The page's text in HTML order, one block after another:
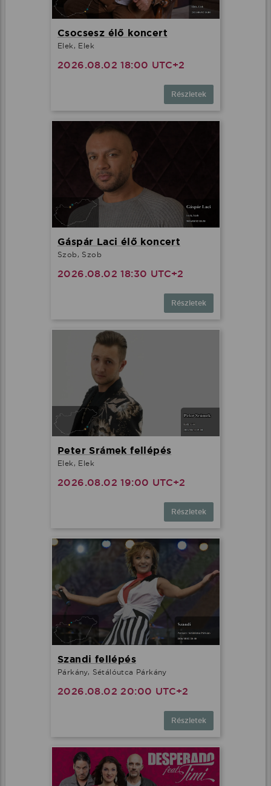
Csocsesz élő koncert
Elek, Elek
2026.08.02 18:00 UTC+2
Részletek
Gáspár Laci élő koncert
Szob, Szob
2026.08.02 18:30 UTC+2
Részletek
Peter Srámek fellépés
Elek, Elek
2026.08.02 19:00 UTC+2
Részletek
Szandi fellépés
Párkány, Sétálóutca Párkány
2026.08.02 20:00 UTC+2
Részletek